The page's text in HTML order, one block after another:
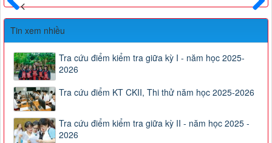
Sau
Trước
Tin xem nhiều
Tra cứu điểm kiểm tra giữa kỳ I - năm học 2025-
2026
Tra cứu điểm KT CKII, Thi thử năm học 2025-2026
Tra cứu điểm kiểm tra giữa kỳ II - năm học 2025 -
2026